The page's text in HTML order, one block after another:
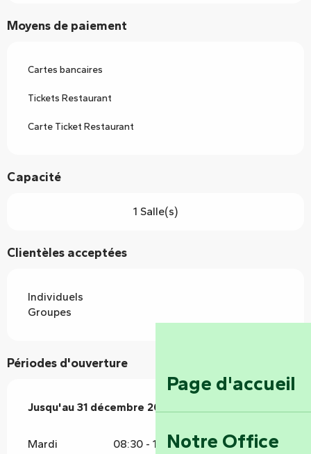
Page d'accueil
Notre Office
Moyens de paiement
Cartes bancaires
Tickets Restaurant
Carte Ticket Restaurant
Capacité
1 Salle(s)
Clientèles acceptées
Individuels
Groupes
Périodes d'ouverture
Du14 janvier 2026au31 décembre 2026
Jusqu'au 31 décembre 2026
Mardi 08:30 - 19:00